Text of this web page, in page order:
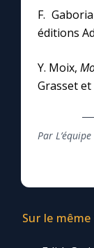
F.
éditions
Y. Moix,
Grasset et
Par
Sur le